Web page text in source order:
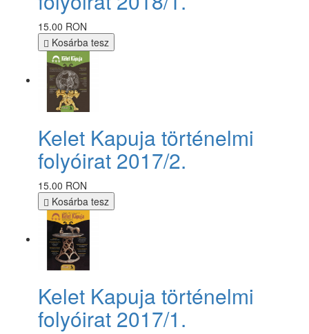
15.00 RON
Kosárba tesz
Kelet Kapuja történelmi
folyóirat 2017/2.
15.00 RON
Kosárba tesz
Kelet Kapuja történelmi
folyóirat 2017/1.